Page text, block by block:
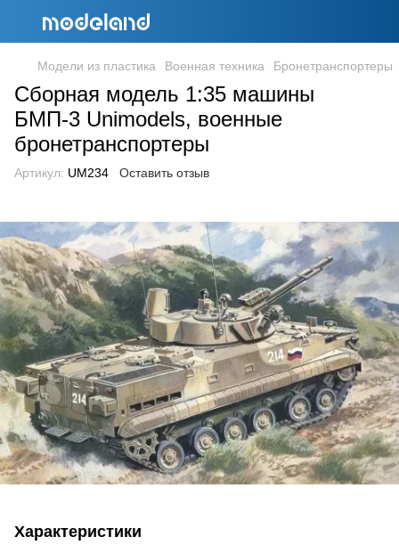
Модели из пластика Военная техника Бронетранспортеры
Сборная модель 1:35 машины
БМП-3 Unimodels, военные
бронетранспортеры
Артикул: UM234 Оставить отзыв
Характеристики